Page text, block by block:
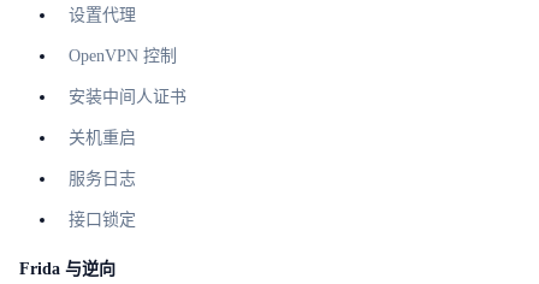
设置代理
OpenVPN 控制
安装中间人证书
关机重启
服务日志
接口锁定
Frida 与逆向